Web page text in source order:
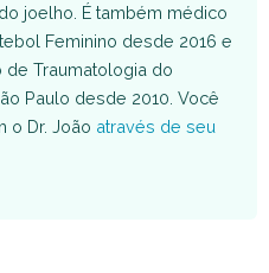
joelho. É também médico
Feminino desde 2016 e
Traumatologia do
Paulo desde 2010. Você
o Dr. João através de seu